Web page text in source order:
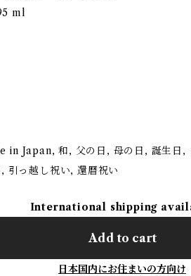
ml
in Japan, 和, 父の日, 母の日, 誕生日,
引っ越し祝い, 還暦祝い
International shipping
Add to cart
日本国内にお住まいの方向け